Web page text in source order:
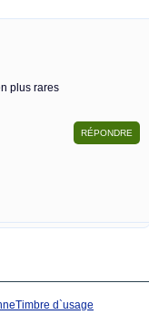
plus rares
Timbre d`usage